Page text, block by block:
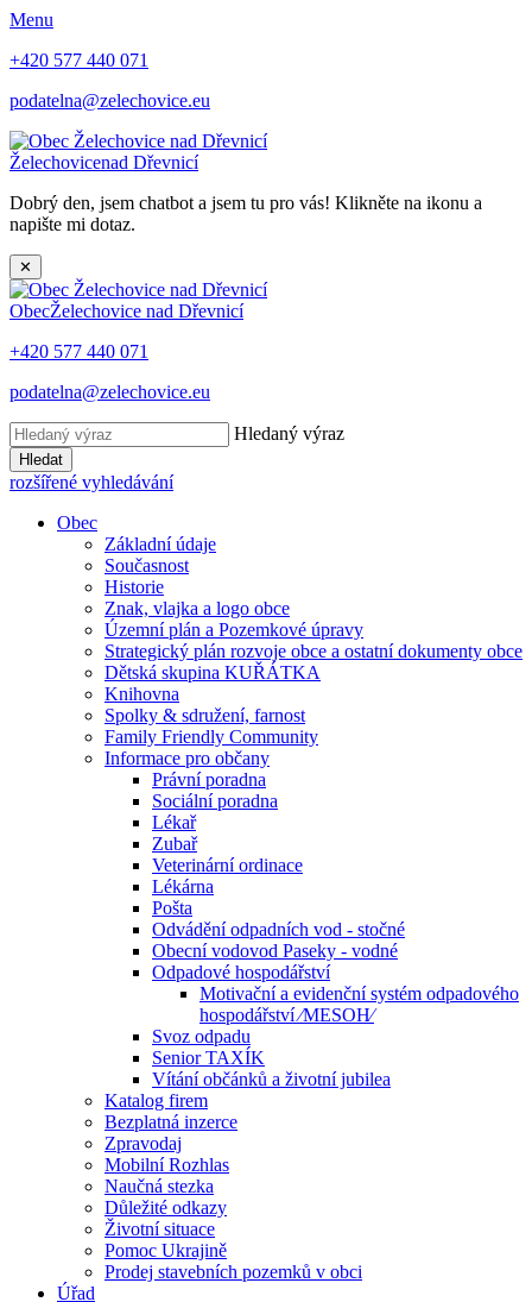
Menu
+420 577 440 071
podatelna@zelechovice.eu
Želechovicenad Dřevnicí
Dobrý den, jsem chatbot a jsem tu pro vás! Klikněte na ikonu a
napište mi dotaz.
✕
ObecŽelechovice nad Dřevnicí
+420 577 440 071
podatelna@zelechovice.eu
Hledaný výraz
Hledat
rozšířené vyhledávání
Obec
Základní údaje
Současnost
Historie
Znak, vlajka a logo obce
Územní plán a Pozemkové úpravy
Strategický plán rozvoje obce a ostatní dokumenty obce
Dětská skupina KUŘÁTKA
Knihovna
Spolky & sdružení, farnost
Family Friendly Community
Informace pro občany
Právní poradna
Sociální poradna
Lékař
Zubař
Veterinární ordinace
Lékárna
Pošta
Odvádění odpadních vod - stočné
Obecní vodovod Paseky - vodné
Odpadové hospodářství
Motivační a evidenční systém odpadového
hospodářství ⁄MESOH⁄
Svoz odpadu
Senior TAXÍK
Vítání občánků a životní jubilea
Katalog firem
Bezplatná inzerce
Zpravodaj
Mobilní Rozhlas
Naučná stezka
Důležité odkazy
Životní situace
Pomoc Ukrajině
Prodej stavebních pozemků v obci
Úřad